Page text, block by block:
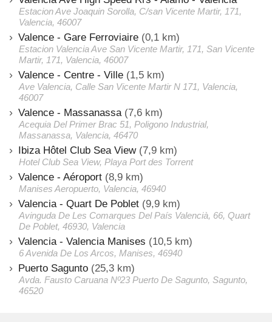
Estacion Ave Joaquin Sorolla, C/san Vicente Martir, 171,
Valencia, 46007
Valence - Gare Ferroviaire (0,1 km)
Estacion Valencia Ave San Vicente Martir, 171, San Vicente
Martir, 171, Valencia, 46007
Valence - Centre - Ville (1,5 km)
Ave Valencia, Calle San Vicente Martir N 171, Valencia,
46007
Valence - Massanassa (7,6 km)
Acequia Del Primer Brac 51, Poligono Industrial,
Massanassa, Valencia, 46470
Ibiza Hôtel Club Sea View(7,9 km)
Hotel Club Sea View, Playa Port des Torrent
Valence - Aéroport (8,9 km)
Manises Aeropuerto, Valencia, 46940
Valencia - Quart De Poblet (9,9 km)
Avinguda De Les Comarques Del País Valencià, 66, Quart
De Poblet, 46930, Valencia
Valencia - Valencia Manises (10,5 km)
6 Avenida De Los Arcos, Manises, 46940
Puerto Sagunto (25,3 km)
Avda. Fausto Caruana Nº23 Puerto De Sagunto, Sagunto,
46520